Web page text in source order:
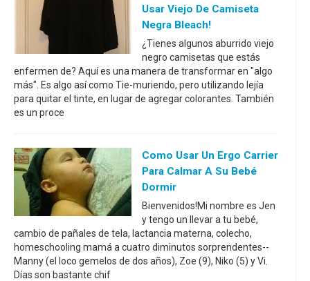
Usar Viejo De Camiseta
Negra Bleach!
¿Tienes algunos aburrido viejo
negro camisetas que estás
enfermen de? Aquí es una manera de transformar en "algo
más". Es algo así como Tie-muriendo, pero utilizando lejía
para quitar el tinte, en lugar de agregar colorantes. También
es un proce
Como Usar Un Ergo Carrier
Para Calmar A Su Bebé
Dormir
Bienvenidos!Mi nombre es Jen
y tengo un llevar a tu bebé,
cambio de pañales de tela, lactancia materna, colecho,
homeschooling mamá a cuatro diminutos sorprendentes--
Manny (el loco gemelos de dos años), Zoe (9), Niko (5) y Vi.
Días son bastante chif